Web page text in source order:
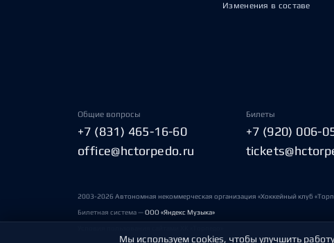
Изменения в составе
Общие вопросы
+7 (831) 465-16-60
office@hctorpedo.ru
Билеты
+7 (920) 006-
2003-2026 Автономная некоммерческая организация «Хоккейный клуб
Билетная система —ООО «Яндекс Музыка»
Мы используем cookies, чтобы улучшить